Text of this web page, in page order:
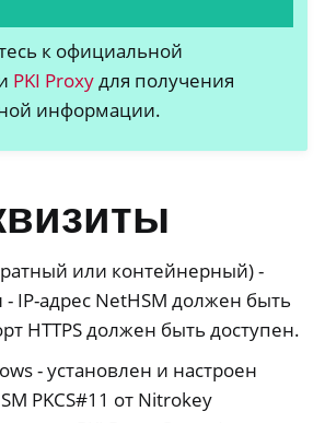
к официальной
PKI Proxyдля получения
информации.
или контейнерный) -
- IP-адрес NetHSM должен быть
HTTPS должен быть доступен.
- установлен и настроен
PKCS#11 от Nitrokey